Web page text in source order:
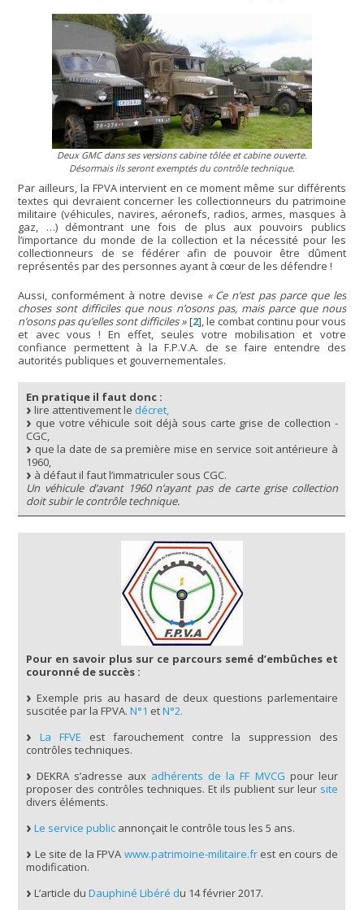
Deux GMC dans ses versions cabine tôlée et cabine ouverte.
Désormais ils seront exemptés du contrôle technique.
Par ailleurs, la FPVA intervient en ce moment même sur différents
textes qui devraient concerner les collectionneurs du patrimoine
militaire (véhicules, navires, aéronefs, radios, armes, masques à
gaz, …) démontrant une fois de plus aux pouvoirs publics
l’importance du monde de la collection et la nécessité pour les
collectionneurs de se fédérer afin de pouvoir être dûment
représentés par des personnes ayant à cœur de les défendre !
Aussi, conformément à notre devise « Ce n’est pas parce que les
choses sont difficiles que nous n’osons pas, mais parce que nous
n’osons pas qu’elles sont difficiles »[2], le combat continu pour vous
et avec vous ! En effet, seules votre mobilisation et votre
confiance permettent à la F.P.V.A. de se faire entendre des
autorités publiques et gouvernementales.
En pratique il faut donc :
lire attentivement le décret,
que votre véhicule soit déjà sous carte grise de collection -
CGC,
que la date de sa première mise en service soit antérieure à
1960,
à défaut il faut l’immatriculer sous CGC.
Un véhicule d’avant 1960 n’ayant pas de carte grise collection
doit subir le contrôle technique.
Pour en savoir plus sur ce parcours semé d’embûches et
couronné de succès :
Exemple pris au hasard de deux questions parlementaire
suscitée par la FPVA.N°1 etN°2.
La FFVE est farouchement contre la suppression des
contrôles techniques.
DEKRA s’adresse aux adhérents de la FF MVCG pour leur
proposer des contrôles techniques. Et ils publient sur leur site
divers éléments.
Le service public annonçait le contrôle tous les 5 ans.
Le site de la FPVA www.patrimoine-militaire.frest en cours de
modification.
L’article duDauphiné Libéré du 14 février 2017.